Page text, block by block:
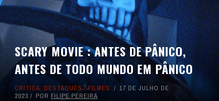
SCARY MOVIE : ANTES DE PÂNICO,
ANTES DE TODO MUNDO EM PÂNICO
CRÍTICA, DESTAQUES ,FILMES
17 DE JULHO DE
2023
POR FILIPE PEREIRA